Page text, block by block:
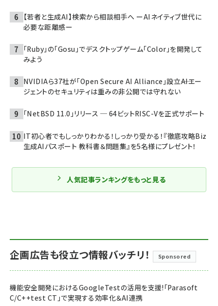
【若者と生成AI】検索から相談相手へ ーAIネイティブ世代に
必要な距離感ー
「Ruby」の「Gosu」でデスクトップゲーム「Color」を開発して
みよう
NVIDIAら37社が「Open Secure AI Alliance」設立――AIエー
ジェントのセキュリティは重みの非公開では守れない
「NetBSD 11.0」リリース ─ 64ビットRISC-Vを正式サポート
IT初心者でもしっかりわかる！しっかり受かる！『徹底攻略Biz
生成AIパスポート 教科書＆問題集』を5名様にプレゼント！
人気記事ランキングをもっと見る
企画広告も役立つ情報バッチリ！ Sponsored
機能安全開発におけるGoogleTestの活用を支援!「Parasoft
C/C++test CT」で実現する効率化＆AI連携